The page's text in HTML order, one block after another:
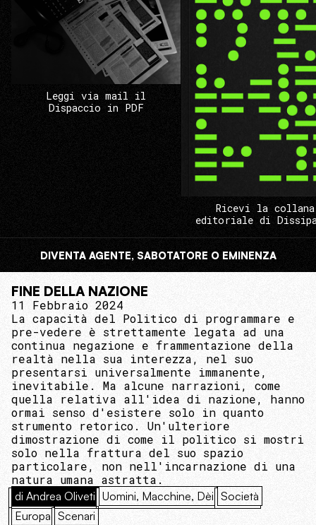
Leggi via mail il
Dispaccio in PDF
Ricevi la collana
editoriale di
DIVENTA AGENTE, SABOTATORE O EMINENZA
FINE DELLA NAZIONE
11 Febbraio 2024
La capacità del Politico di programmare e
pre-vedere è strettamente legata ad una
continua negazione e frammentazione della
realtà nella sua interezza, nel suo
presentarsi universalmente immanente,
inevitabile. Ma alcune narrazioni, come
quella relativa all'idea di nazione, hanno
ormai senso d'esistere solo in quanto
strumento retorico. Un'ulteriore
dimostrazione di come il politico si mostri
solo nella frattura del suo spazio
particolare, non nell'incarnazione di una
natura umana astratta.
di Andrea Oliveti Uomini, Macchine, Dèi Società
Europa Scenari